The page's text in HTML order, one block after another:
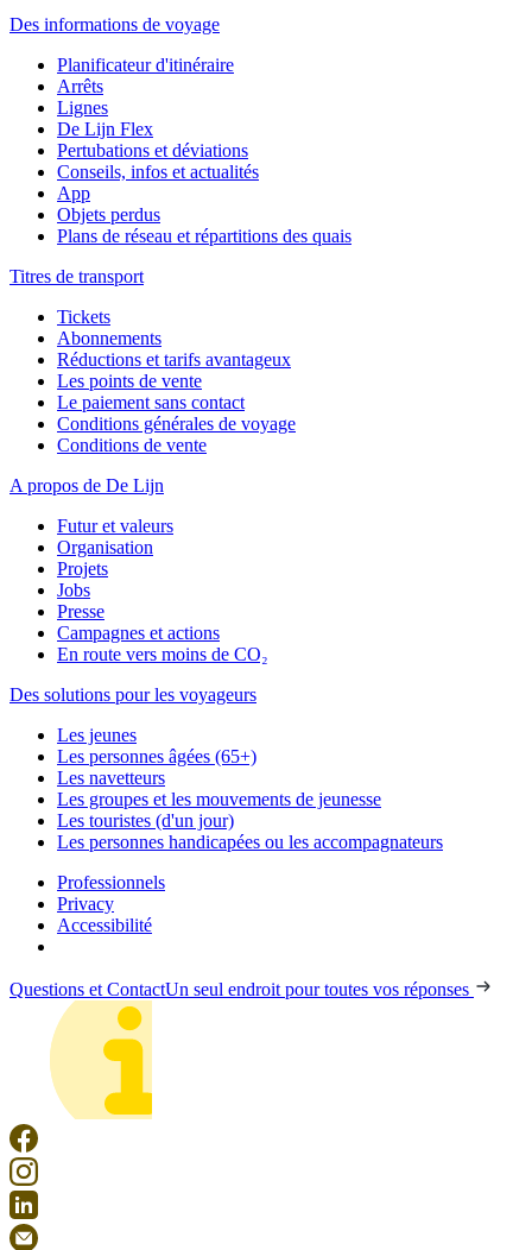
Des informations de voyage
Planificateur d'itinéraire
Arrêts
Lignes
De Lijn Flex
Pertubations et déviations
Conseils, infos et actualités
App
Objets perdus
Plans de réseau et répartitions des quais
Titres de transport
Tickets
Abonnements
Réductions et tarifs avantageux
Les points de vente
Le paiement sans contact
Conditions générales de voyage
Conditions de vente
A propos de De Lijn
Futur et valeurs
Organisation
Projets
Jobs
Presse
Campagnes et actions
En route vers moins de CO₂
Des solutions pour les voyageurs
Les jeunes
Les personnes âgées (65+)
Les navetteurs
Les groupes et les mouvements de jeunesse
Les touristes (d'un jour)
Les personnes handicapées ou les accompagnateurs
Professionnels
Privacy
Accessibilité
Questions et ContactUn seul endroit pour toutes vos réponses